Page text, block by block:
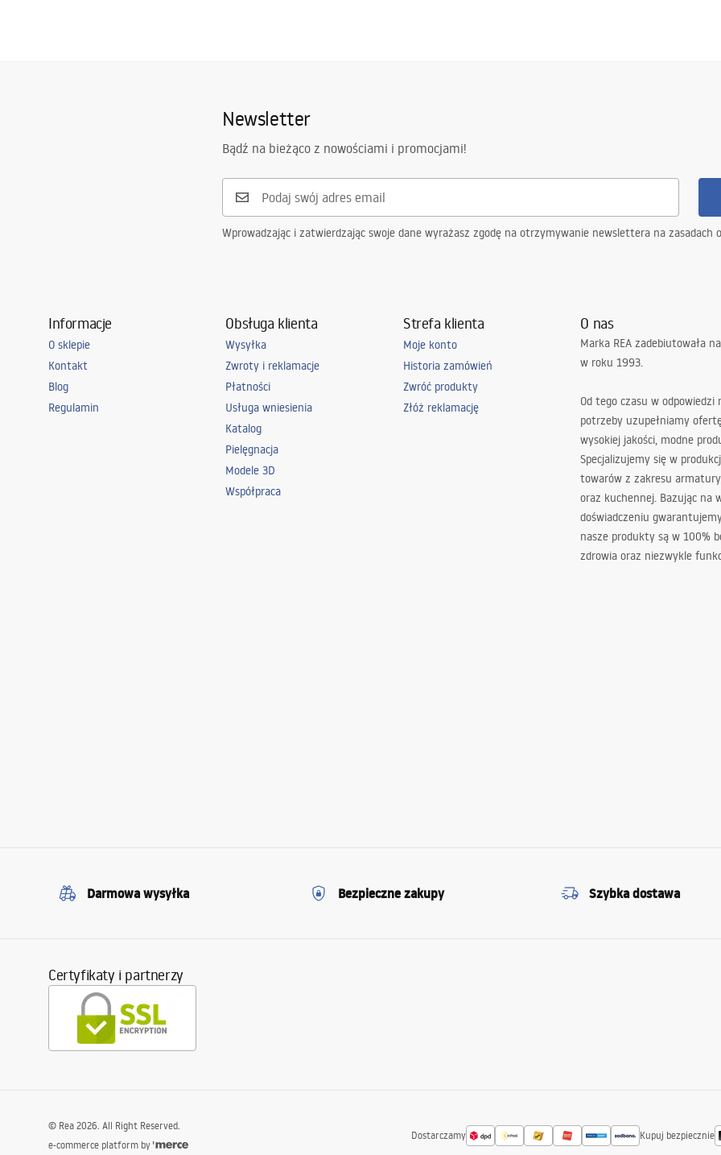
Newsletter
Bądź na bieżąco z nowościami i promocjami!
Wprowadzając i zatwierdzając swoje dane wyrażasz zgodę na otrzymywanie newslettera na zasadach
Informacje
O sklepie
Kontakt
Blog
Regulamin
Obsługa klienta
Wysyłka
Zwroty i reklamacje
Płatności
Usługa wniesienia
Katalog
Pielęgnacja
Modele 3D
Współpraca
Strefa klienta
Moje konto
Historia zamówień
Zwróć produkty
Złóż reklamację
O nas
Marka REA zadebiutowała
w roku 1993.
Od tego czasu w odpowiedzi
potrzeby uzupełniamy
wysokiej jakości, modne
Specjalizujemy się w
towarów z zakresu
oraz kuchennej. Bazując na
doświadczeniu
nasze produkty są w 100%
zdrowia oraz niezwykle
Darmowa wysyłka Bezpieczne zakupy Szybka dostawa
Certyfikaty i partnerzy
Dostarczamy Kupuj bezpiecznie
© Rea 2026. All Right Reserved.
e-commerce platform by